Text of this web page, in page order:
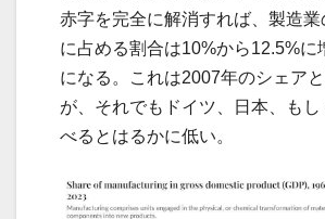
赤字を完全に解消すれば、製造業
に占める割合は10%から12.5%に
になる。これは2007年のシェア
が、それでもドイツ、日本、も
べるとはるかに低い。